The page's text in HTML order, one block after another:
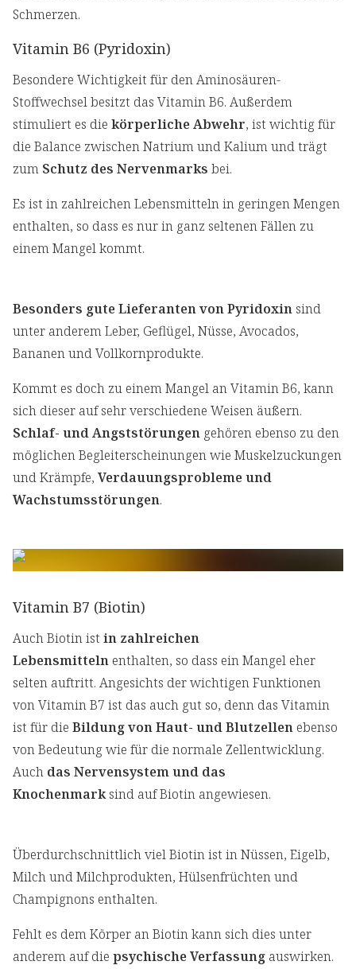
Schmerzen.
Vitamin B6 (Pyridoxin)
Besondere Wichtigkeit für den Aminosäuren-
Stoffwechsel besitzt das Vitamin B6. Außerdem
stimuliert es die körperliche Abwehr, ist wichtig für
die Balance zwischen Natrium und Kalium und trägt
zum Schutz des Nervenmarks bei.
Es ist in zahlreichen Lebensmitteln in geringen Mengen
enthalten, so dass es nur in ganz seltenen Fällen zu
einem Mangel kommt.
Besonders gute Lieferanten von Pyridoxin sind
unter anderem Leber, Geflügel, Nüsse, Avocados,
Bananen und Vollkornprodukte.
Kommt es doch zu einem Mangel an Vitamin B6, kann
sich dieser auf sehr verschiedene Weisen äußern.
Schlaf- und Angststörungen gehören ebenso zu den
möglichen Begleiterscheinungen wie Muskelzuckungen
und Krämpfe, Verdauungsprobleme und
Wachstumsstörungen.
Vitamin B7 (Biotin)
Auch Biotin ist in zahlreichen
Lebensmitteln enthalten, so dass ein Mangel eher
selten auftritt. Angesichts der wichtigen Funktionen
von Vitamin B7 ist das auch gut so, denn das Vitamin
ist für die Bildung von Haut- und Blutzellen ebenso
von Bedeutung wie für die normale Zellentwicklung.
Auch das Nervensystem und das
Knochenmarksind auf Biotin angewiesen.
Überdurchschnittlich viel Biotin ist in Nüssen, Eigelb,
Milch und Milchprodukten, Hülsenfrüchten und
Champignons enthalten.
Fehlt es dem Körper an Biotin kann sich dies unter
anderem auf die psychische Verfassung auswirken.